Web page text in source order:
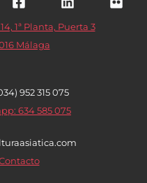
1ª Planta, Puerta 3
Málaga
952 315 075
634 585 075